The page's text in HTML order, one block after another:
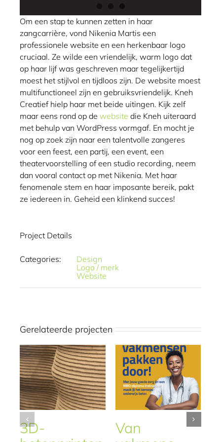
Om een stap te kunnen zetten in haar
zangcarrière, vond Nikenia Martis een
professionele website en een herkenbaar logo
cruciaal. Ze wilde een vriendelijk, warm logo dat
op haar lijf was geschreven maar tegelijkertijd
moest het stijlvol en tijdloos zijn. De website moest
multifunctioneel zijn en gebruiksvriendelijk. Kneh
Creatief hielp haar met beide uitingen. Kijk zelf
maar eens rond op dewebsite die Kneh uiteraard
met behulp van WordPress vormgaf. En mocht je
nog op zoek zijn naar een talentvolle zangeres
voor een feest, een partij, een event, een
theatervoorstelling of een studio recording, neem
dan vooral contact op met Nikenia. Met haar
fenomenale stem en haar imposante bereik, pakt
ze iedereen in. Geheid een klinkend succes!
Project Details
Categories:
Design
Logo / merk
Website
Gerelateerde projecten
3D-
Van